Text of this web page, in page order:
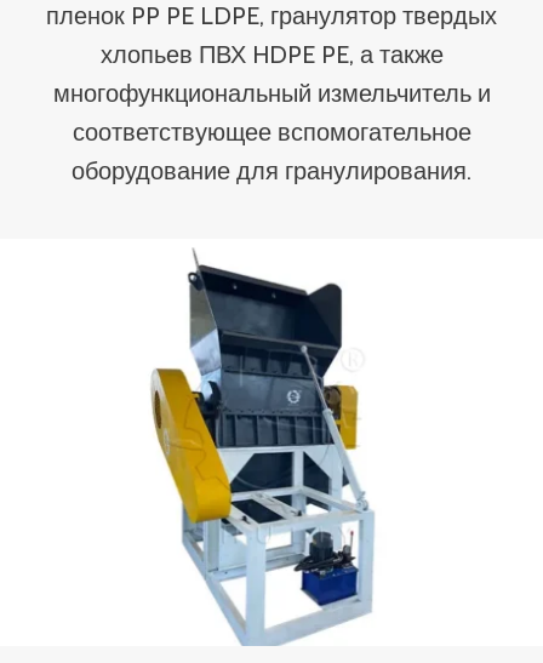
пленок PP PE LDPE, гранулятор твердых
хлопьев ПВХ HDPE PE, а также
многофункциональный измельчитель и
соответствующее вспомогательное
оборудование для гранулирования.